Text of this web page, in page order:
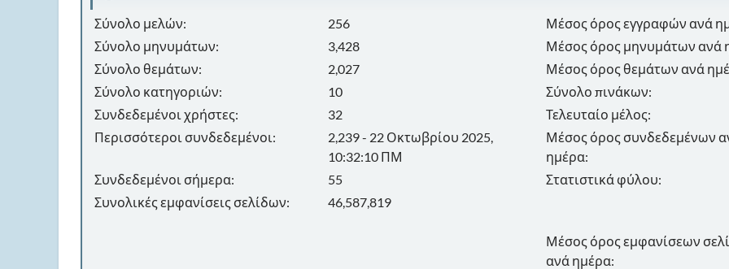
Σύνολο μελών:
256
Σύνολο μηνυμάτων:
3,428
Σύνολο θεμάτων:
2,027
Σύνολο κατηγοριών:
10
Συνδεδεμένοι χρήστες:
32
Περισσότεροι συνδεδεμένοι:
2,239 - 22 Οκτωβρίου 2025,
10:32:10 ΠΜ
Συνδεδεμένοι σήμερα:
55
Συνολικές εμφανίσεις σελίδων:
46,587,819
Μέσος όρος εγγραφών ανά
Μέσος όρος μηνυμάτων ανά
Μέσος όρος θεμάτων ανά
Σύνολο πινάκων:
Τελευταίο μέλος:
Μέσος όρος συνδεδεμένων
ημέρα:
Στατιστικά φύλου:
Μέσος όρος εμφανίσεων
ανά ημέρα: